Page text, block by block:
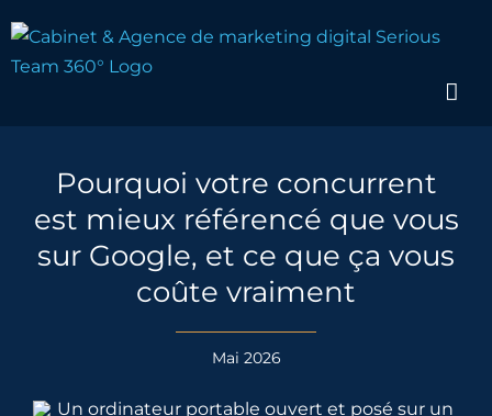
au
contenu
Pourquoi votre concurrent
est mieux référencé que vous
sur Google, et ce que ça vous
coûte vraiment
Mai 2026